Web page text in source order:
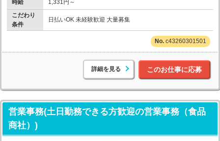
時給
1,331円～
こだわり
条件
日払いOK 未経験歓迎 大量募集
c43260301501
詳細を見る このお仕事に応募
営業事務(土日勤務できる方歓迎の営業事務（食品
商社）)